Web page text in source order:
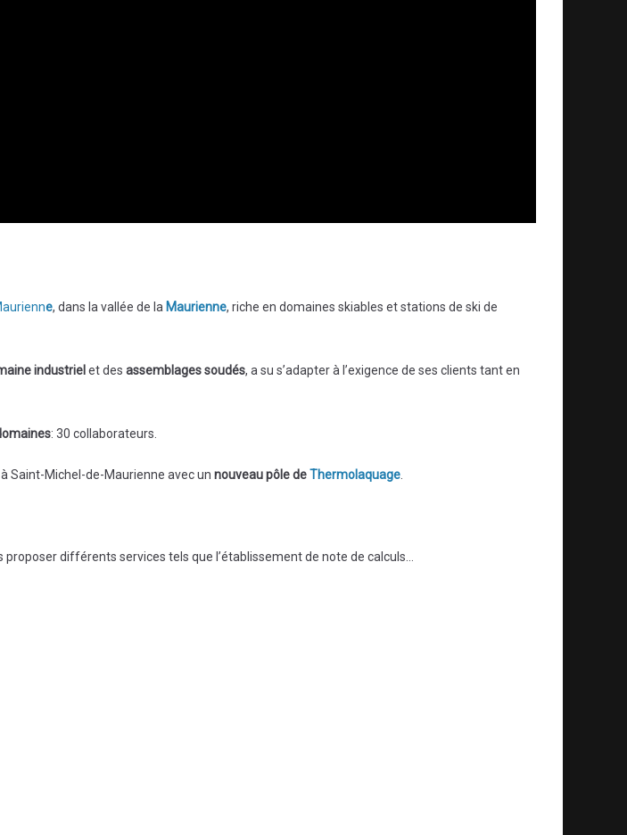
e, dans la vallée de la Maurienne, riche en domaines skiables et stations de ski de
industriel et des assemblages soudés, a su s’adapter à l’exigence de ses clients tant en
: 30 collaborateurs.
Saint-Michel-de-Maurienne avec un nouveau pôle deThermolaquage
différents services tels que l’établissement de note de calculs…